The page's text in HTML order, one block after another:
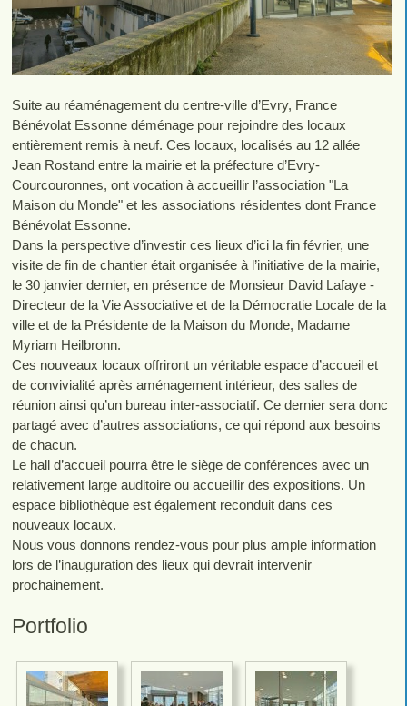
Suite au réaménagement du centre-ville d’Evry, France
Bénévolat Essonne déménage pour rejoindre des locaux
entièrement remis à neuf. Ces locaux, localisés au 12 allée
Jean Rostand entre la mairie et la préfecture d’Evry-
Courcouronnes, ont vocation à accueillir l’association "La
Maison du Monde" et les associations résidentes dont France
Bénévolat Essonne.
Dans la perspective d’investir ces lieux d’ici la fin février, une
visite de fin de chantier était organisée à l’initiative de la mairie,
le 30 janvier dernier, en présence de Monsieur David Lafaye -
Directeur de la Vie Associative et de la Démocratie Locale de la
ville et de la Présidente de la Maison du Monde, Madame
Myriam Heilbronn.
Ces nouveaux locaux offriront un véritable espace d’accueil et
de convivialité après aménagement intérieur, des salles de
réunion ainsi qu’un bureau inter-associatif. Ce dernier sera donc
partagé avec d’autres associations, ce qui répond aux besoins
de chacun.
Le hall d’accueil pourra être le siège de conférences avec un
relativement large auditoire ou accueillir des expositions. Un
espace bibliothèque est également reconduit dans ces
nouveaux locaux.
Nous vous donnons rendez-vous pour plus ample information
lors de l’inauguration des lieux qui devrait intervenir
prochainement.
Portfolio